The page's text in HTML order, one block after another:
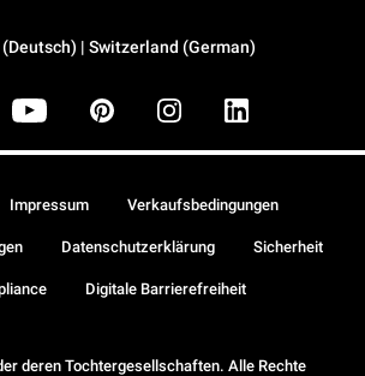
| Switzerland (German)
deren Tochtergesellschaften. Alle Rechte
Impressum Verkaufsbedingungen
Datenschutzerklärung Sicherheit
Digitale Barrierefreiheit